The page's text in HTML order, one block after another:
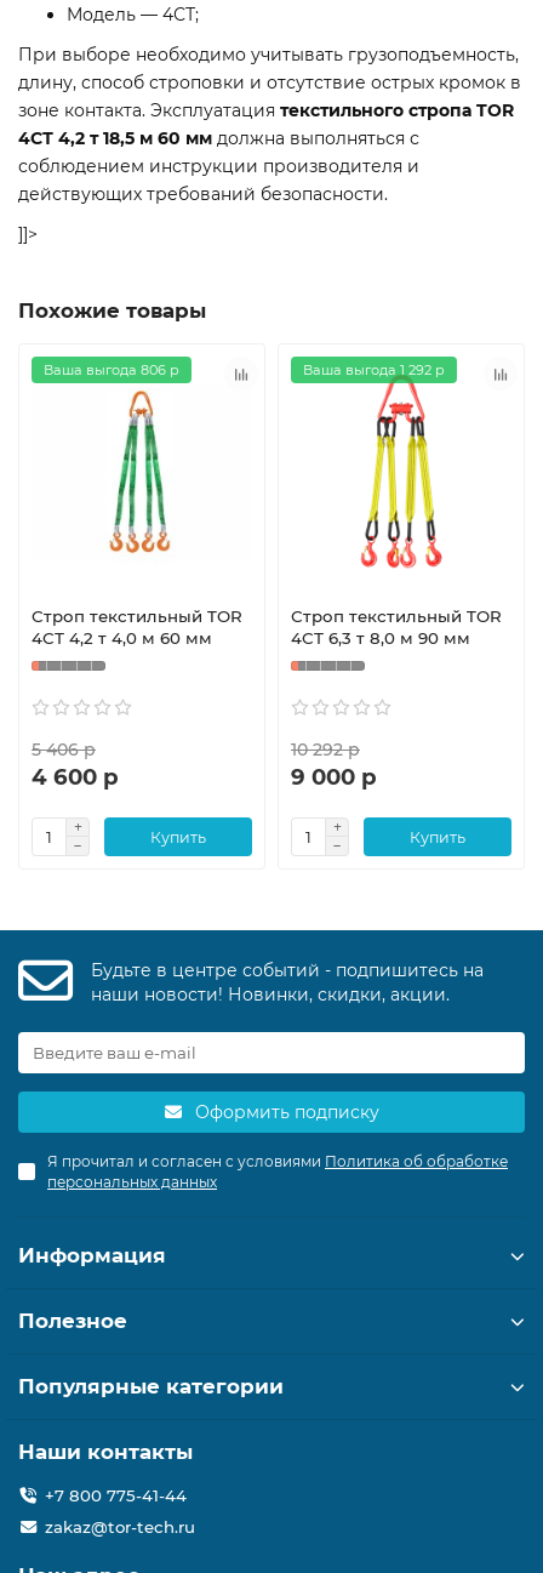
Модель — 4СТ;
При выборе необходимо учитывать грузоподъемность,
длину, способ строповки и отсутствие острых кромок в
зоне контакта. Эксплуатация текстильного стропа TOR
4СТ 4,2 т 18,5 м 60 мм должна выполняться с
соблюдением инструкции производителя и
действующих требований безопасности.
]]>
Похожие товары
Ваша выгода 806 р
Строп текстильный TOR
4СТ 4,2 т 4,0 м 60 мм
5 406 р
4 600 р
Купить
Ваша выгода 1 292 р
Строп текстильный TOR
4СТ 6,3 т 8,0 м 90 мм
10 292 р
9 000 р
Купить
Будьте в центре событий - подпишитесь на
наши новости! Новинки, скидки, акции.
Оформить подписку
Я прочитал и согласен с условиями Политика об обработке
персональных данных
Информация
Полезное
Популярные категории
Наши контакты
+7 800 775-41-44
zakaz@tor-tech.ru